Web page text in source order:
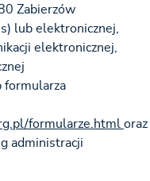
Zabierzów
lub elektronicznej,
elektronicznej,
formularza
formularze.html oraz
administracji